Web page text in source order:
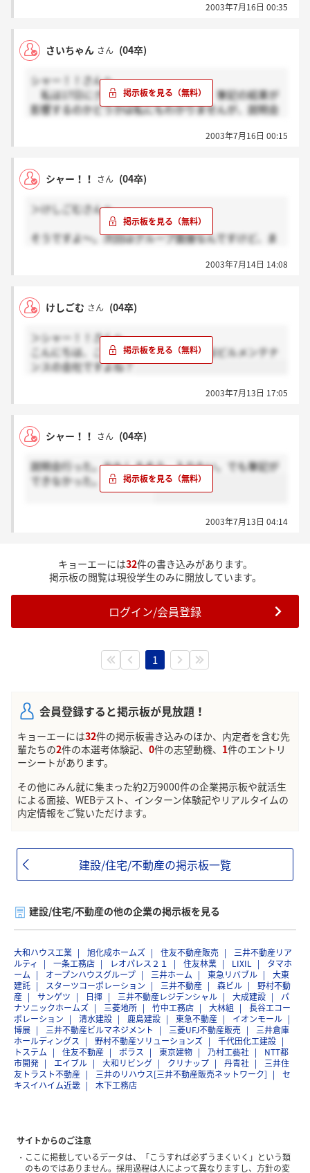
2003年7月16日 00:35
さいちゃん さん (04卒)
シャー！！さんへ
私は17日にグループ面接を受けます。筆記の結果が
影響するのかどうかは私にもわかりませんが、説明会
いないんではないかと思ったのですがまだ来ていない
という人もいるということはやはり考慮されているの
電話が来るといいですね。私も、応援しています。
2003年7月16日 00:15
シャー！！ さん (04卒)
＞けしごむさんへ
そうですよ～。次回はグループ面接なんですけど、ま
ど。筆記の結果は影響するのでしょうかねぇ？2003年7月14日 14:08
けしごむ さん (04卒)
＞シャー！！さんへ
こんにちは、このキョーエーって会社はビルメンテナ
ンスの会社ですよね？
2003年7月13日 17:05
シャー！！ さん (04卒)
説明会行った。おもしろそう。入りたい。でも筆記が
できなかった。ショック。
2003年7月13日 04:14
キョーエーには32件の書き込みがあります。
掲示板の閲覧は現役学生のみに開放しています。
ログイン/会員登録
1
会員登録すると掲示板が見放題！
キョーエーには32件の掲示板書き込みのほか、内定者を含む先
輩たちの2件の本選考体験記、 0件の志望動機、 1件のエントリ
ーシートがあります。
その他にみん就に集まった約2万9000件の企業掲示板や就活生
による面接、WEBテスト、インターン体験記やリアルタイムの
内定情報をご覧いただけます。
建設/住宅/不動産の掲示板一覧
建設/住宅/不動産の他の企業の掲示板を見る
大和ハウス工業 旭化成ホームズ 住友不動産販売
三井不動産リア
ルティ
一条工務店 レオパレス２１ 住友林業 LIXIL
タマホ
ーム
オープンハウスグループ 三井ホーム 東急リバブル
大東
建託
スターツコーポレーション 三井不動産 森ビル
野村不動
産
サンゲツ 日揮 三井不動産レジデンシャル 大成建設
パ
ナソニックホームズ
三菱地所 竹中工務店 大林組
長谷工コー
ポレーション
清水建設 鹿島建設 東急不動産
イオンモール
博展
三井不動産ビルマネジメント 三菱UFJ不動産販売
三井倉庫
ホールディングス
野村不動産ソリューションズ
千代田化工建設
トステム
住友不動産 ポラス 東京建物 乃村工藝社
NTT都
市開発
エイブル 大和リビング クリナップ 丹青社
三井住
友トラスト不動産
三井のリハウス[三井不動産販売ネットワーク]
セ
キスイハイム近畿
木下工務店
サイトからのご注意
ここに掲載しているデータは、「こうすれば必ずうまくいく」という類
のものではありません。採用過程は人によって異なりますし、方針の変